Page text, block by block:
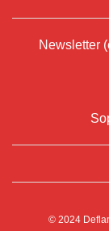
Newsletter
© 2024